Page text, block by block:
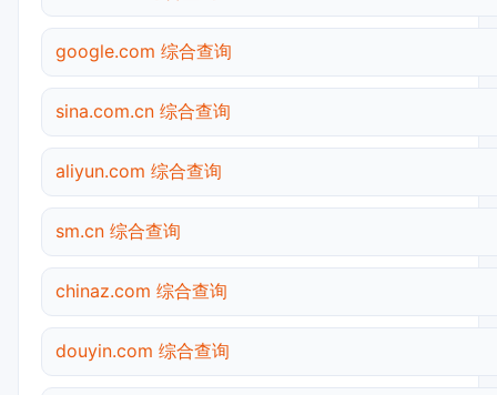
google.com 综合查询
sina.com.cn 综合查询
aliyun.com 综合查询
sm.cn 综合查询
chinaz.com 综合查询
douyin.com 综合查询